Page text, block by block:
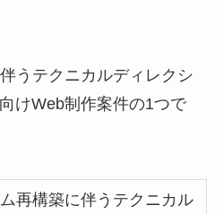
うテクニカルディレクシ
けWeb制作案件の1つで
再構築に伴うテクニカル